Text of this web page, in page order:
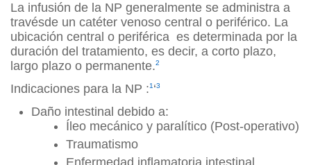
La infusión de la NP generalmente se administra a
travésde un catéter venoso central o periférico. La
ubicación central o periférica es determinada por la
duración del tratamiento, es decir, a corto plazo,
largo plazo o permanente.2
Indicaciones para la NP :1‘3
Daño intestinal debido a:
​Íleo mecánico y paralítico (Post-operativo)
Traumatismo